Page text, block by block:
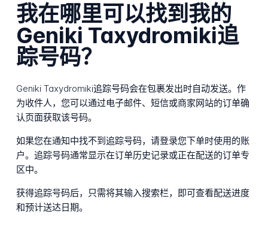
我在哪里可以找到我的
Geniki Taxydromiki追
踪号码？
Geniki Taxydromiki追踪号码会在包裹发出时自动发送。作
为收件人，您可以通过电子邮件、短信或商家网站的订单确
认页面获取该号码。
如果您在通知中找不到追踪号码，请登录您下单时使用的账
户。追踪号码通常显示在订单历史记录或正在配送的订单专
区中。
获得追踪号码后，只需将其输入搜索栏，即可查看配送进度
和预计送达日期。